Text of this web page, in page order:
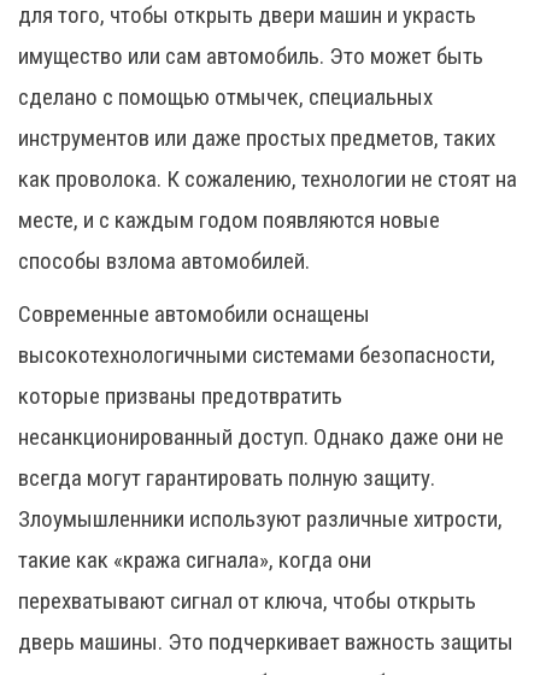
для того, чтобы открыть двери машин и украсть
имущество или сам автомобиль. Это может быть
сделано с помощью отмычек, специальных
инструментов или даже простых предметов, таких
как проволока. К сожалению, технологии не стоят на
месте, и с каждым годом появляются новые
способы взлома автомобилей.
Современные автомобили оснащены
высокотехнологичными системами безопасности,
которые призваны предотвратить
несанкционированный доступ. Однако даже они не
всегда могут гарантировать полную защиту.
Злоумышленники используют различные хитрости,
такие как «кража сигнала», когда они
перехватывают сигнал от ключа, чтобы открыть
дверь машины. Это подчеркивает важность защиты